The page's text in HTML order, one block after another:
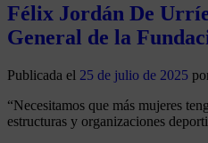
Félix Jordán De
General de la
Publicada el 25 de julio de 2025
“Necesitamos que más mujeres
estructuras y organizaciones